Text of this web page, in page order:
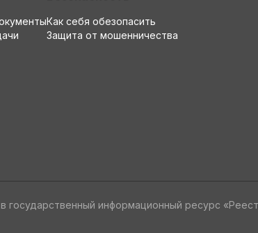
Как себя обезопасить
Защита от мошенничества
информационный ресурс